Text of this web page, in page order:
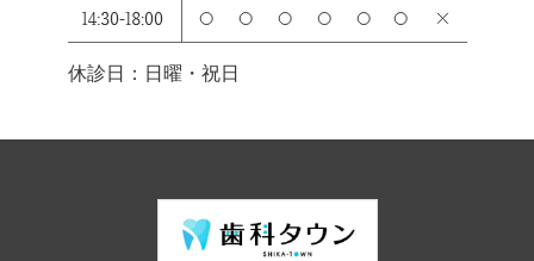
休診日：日曜・祝日